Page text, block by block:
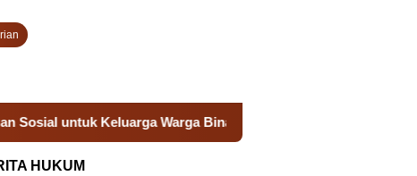
Warga Binaan Donor Darah Semarak HUT RI, Lapas
HUKUM